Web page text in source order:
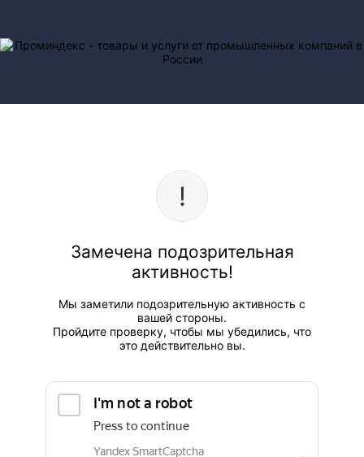
Замечена подозрительная
активность!
Мы заметили подозрительную активность с
вашей стороны.
Пройдите проверку, чтобы мы убедились, что
это действительно вы.